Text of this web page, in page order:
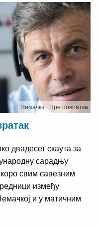
Немачка| Пре повратка
двадесет скаута за
сарадњу
свим савезним
између
и у матичним